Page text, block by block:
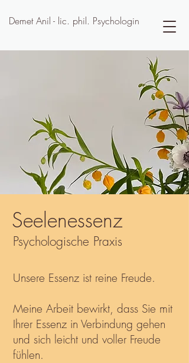
Demet Anil - lic. phil. Psychologin
Seelenessenz
Psychologische Praxis
Unsere Essenz ist reine Freude.
Meine Arbeit bewirkt, dass Sie mit
Ihrer Essenz in Verbindung gehen
und sich leicht und voller Freude
fühlen.